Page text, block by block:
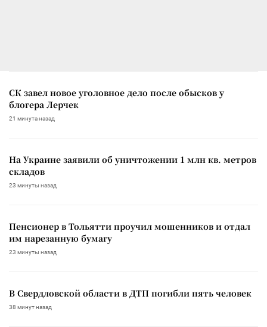
СК завел новое уголовное дело после обысков у
блогера Лерчек
21 минута назад
На Украине заявили об уничтожении 1 млн кв. метров
складов
23 минуты назад
Пенсионер в Тольятти проучил мошенников и отдал
им нарезанную бумагу
23 минуты назад
В Свердловской области в ДТП погибли пять человек
38 минут назад